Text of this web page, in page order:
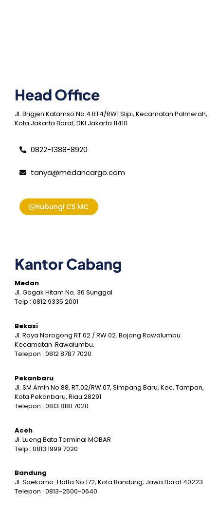
Head Office
Jl. Brigjen Katamso No.4 RT4/RW1 Slipi, Kecamatan Palmerah,
Kota Jakarta Barat, DKI Jakarta 11410
0822-1388-8920
tanya@medancargo.com
Hubungi CS MC
Kantor Cabang
Medan
Jl. Gagak Hitam No. 36 Sunggal
Telp : 0812 9335 2001
Bekasi
Jl. Raya Narogong RT 02 / RW 02. Bojong Rawalumbu.
Kecamatan Rawalumbu.
Telepon : 0812 8787 7020
Pekanbaru
Jl. SM Amin No.88, RT.02/RW.07, Simpang Baru, Kec. Tampan,
Kota Pekanbaru, Riau 28291
Telepon : 0813 8181 7020
Aceh
Jl. Lueng Bata Terminal MOBAR
Telp : 0813 1999 7020
Bandung
Jl. Soekarno-Hatta No.172, Kota Bandung, Jawa Barat 40223
Telepon : 0813-2500-0640